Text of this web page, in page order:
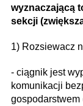
wyznaczającą
sekcji
1) Rozsiewacz
- ciągnik jest
komunikacji
gospodarstwem